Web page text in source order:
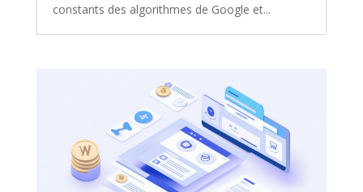
constants des algorithmes de Google et...